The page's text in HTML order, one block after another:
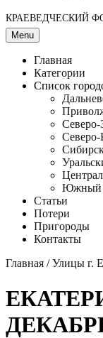
КРАЕВЕДЧЕСКИЙ
Menu
Главная
Категории
Список
Северо-
Южный
Статьи
Потери
Пригороды
Контакты
Главная /Улицы г.